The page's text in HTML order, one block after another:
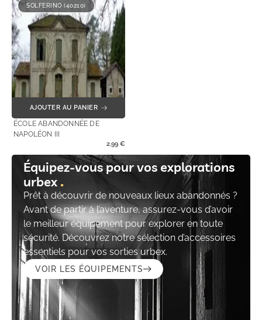
SOLFERINO (40210)
AJOUTER AU PANIER
ÉCOLE ABANDONNÉE DE
NAPOLÉON III
2,99 €
Équipez-vous pour vos explorations
urbex
Prêt à découvrir de nouveaux lieux abandonnés ?
Avant de partir à l’aventure, assurez-vous d’avoir
le meilleur équipement pour explorer en toute
sécurité. Découvrez notre sélection d’accessoires
essentiels pour vos sorties urbex.
VOIR LES ÉQUIPEMENTS